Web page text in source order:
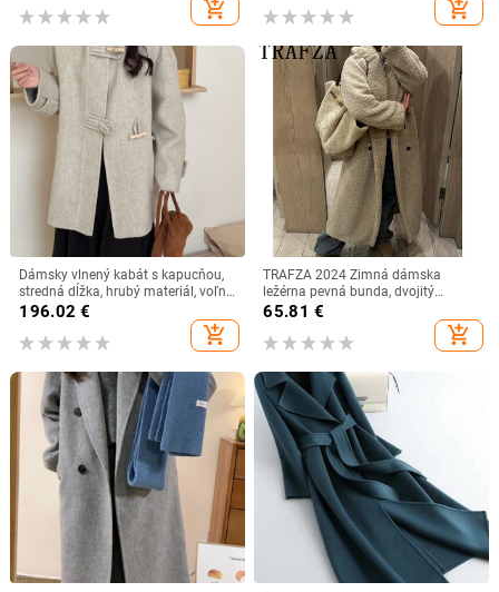
Novinka vo vrchnom oblečení
add_shopping_cart add_shopping_cart
Dámsky vlnený kabát s kapucňou,
stredná dĺžka, hrubý materiál, voľný
strih, jednofarebný
196.02 €
add_shopping_cart
TRAFZA 2024 Zimná dámska
ležérna pevná bunda, dvojitý
fleecový kabát, voľný strih, dlhý
nadrozmerná dlhá bunda
65.81 €
add_shopping_cart